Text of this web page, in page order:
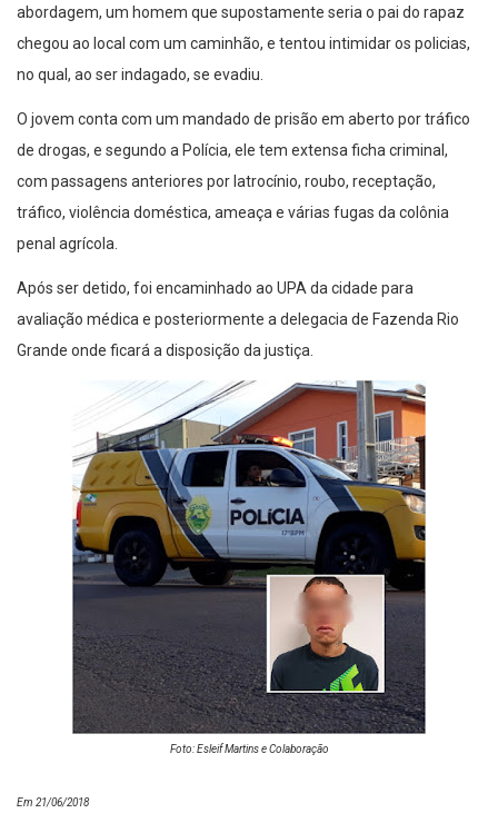
abordagem, um homem que supostamente seria o pai do rapaz
chegou ao local com um caminhão, e tentou intimidar os policias,
no qual, ao ser indagado, se evadiu.
O jovem conta com um mandado de prisão em aberto por tráfico
de drogas, e segundo a Polícia, ele tem extensa ficha criminal,
com passagens anteriores por latrocínio, roubo, receptação,
tráfico, violência doméstica, ameaça e várias fugas da colônia
penal agrícola.
Após ser detido, foi encaminhado ao UPA da cidade para
avaliação médica e posteriormente a delegacia de Fazenda Rio
Grande onde ficará a disposição da justiça.
Foto: Esleif Martins e Colaboração
Em 21/06/2018